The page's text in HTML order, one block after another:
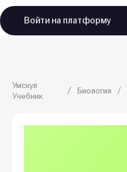
Войти на платформу
Умскул
Учебник
Биология